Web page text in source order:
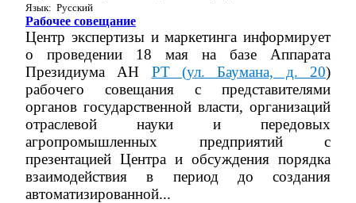
Язык: Русский
Рабочее совещание
Центр экспертизы и маркетинга информирует
о проведении 18 мая на базе Аппарата
Президиума АН РТ (ул. Баумана, д. 20)
рабочего совещания с представителями
органов государственной власти, организаций
отраслевой науки и передовых
агропромышленных предприятий с
презентацией Центра и обсуждения порядка
взаимодействия в период до создания
автоматизированной...